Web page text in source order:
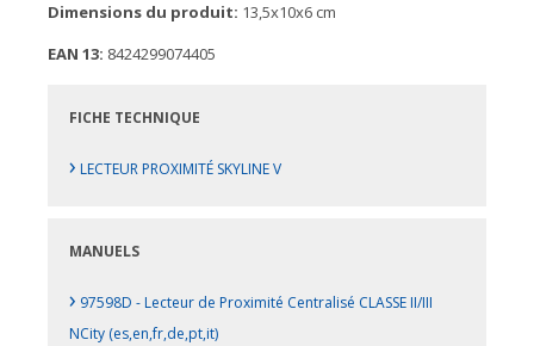
Dimensions du produit: 13,5x10x6 cm
EAN 13: 8424299074405
FICHE TECHNIQUE
› LECTEUR PROXIMITÉ SKYLINE V
MANUELS
› 97598D - Lecteur de Proximité Centralisé CLASSE II/III
NCity (es,en,fr,de,pt,it)